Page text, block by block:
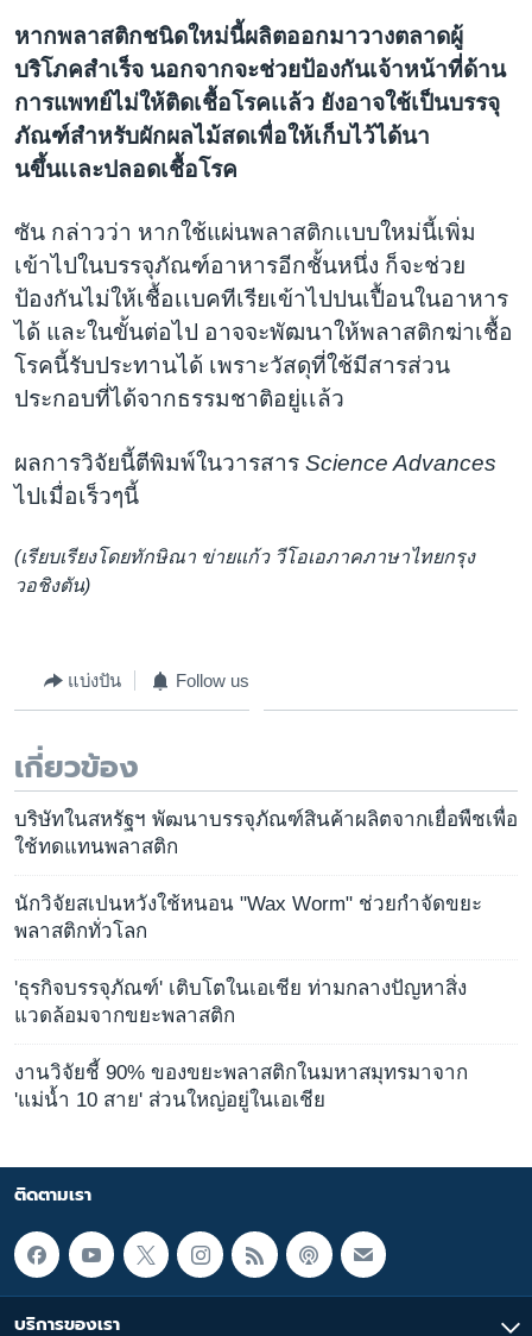
หากพลาสติกชนิดใหม่นี้ผลิตออกมาวางตลาดผู้
บริโภคสำเร็จ นอกจากจะช่วยป้องกันเจ้าหน้าที่ด้าน
การแพทย์ไม่ให้ติดเชื้อโรคเเล้ว ยังอาจใช้เป็นบรรจุ
ภัณฑ์สำหรับผักผลไม้สดเพื่อให้เก็บไว้ได้นา
นขึ้นเเละปลอดเชื้อโรค
ซัน กล่าวว่า หากใช้แผ่นพลาสติกเเบบใหม่นี้เพิ่ม
เข้าไปในบรรจุภัณฑ์อาหารอีกชั้นหนึ่ง ก็จะช่วย
ป้องกันไม่ให้เชื้อเเบคทีเรียเข้าไปปนเปื้อนในอาหาร
ได้ และในขั้นต่อไป อาจจะพัฒนาให้พลาสติกฆ่าเชื้อ
โรคนี้รับประทานได้ เพราะวัสดุที่ใช้มีสารส่วน
ประกอบที่ได้จากธรรมชาติอยู่เเล้ว
ผลการวิจัยนี้ตีพิมพ์ในวารสาร Science Advances
ไปเมื่อเร็วๆนี้
(เรียบเรียงโดยทักษิณา ข่ายแก้ว วีโอเอภาคภาษาไทยกรุง
วอชิงตัน)
แบ่งปัน Follow us
เกี่ยวข้อง
บริษัทในสหรัฐฯ พัฒนาบรรจุภัณฑ์สินค้าผลิตจากเยื่อพืชเพื่อ
ใช้ทดแทนพลาสติก
นักวิจัยสเปนหวังใช้หนอน "Wax Worm" ช่วยกำจัดขยะ
พลาสติกทั่วโลก
'ธุรกิจบรรจุภัณฑ์' เติบโตในเอเชีย ท่ามกลางปัญหาสิ่ง
แวดล้อมจากขยะพลาสติก
งานวิจัยชี้ 90% ของขยะพลาสติกในมหาสมุทรมาจาก
'แม่น้ำ 10 สาย' ส่วนใหญ่อยู่ในเอเชีย
ติดตามเรา
บริการของเรา